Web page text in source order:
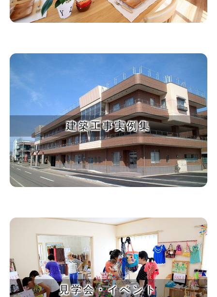
建築工事実例集
見学会・イベント